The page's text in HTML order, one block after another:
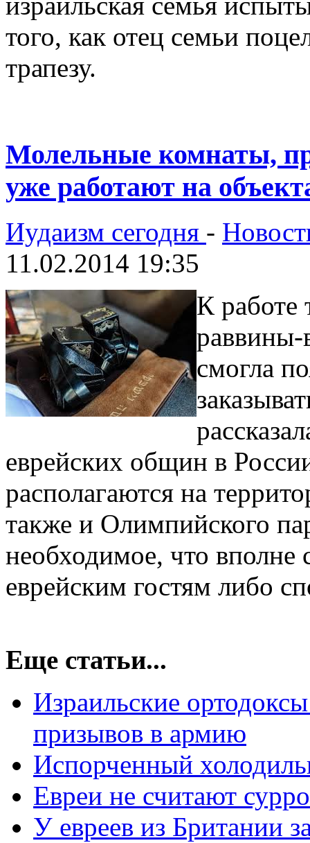
того, как отец семьи
трапезу.
Молельные комнаты,
уже работают на
Иудаизм сегодня -
11.02.2014 19:35
К работе
раввины-
смогла
еврейских общин в
располагаются на
также и Олимпийского
необходимое, что вполне
еврейским гостям либо
Еще статьи...
Израильские
призывов в армию
Испорченный
Евреи не считают
У евреев из Британии